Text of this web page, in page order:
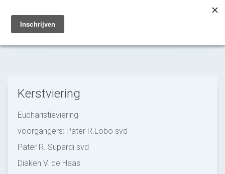
Toggle
navigation
Kerstviering
Eucharistieviering
voorgangers: Pater R.Lobo svd
Pater R. Supardi svd
Diaken V. de Haas